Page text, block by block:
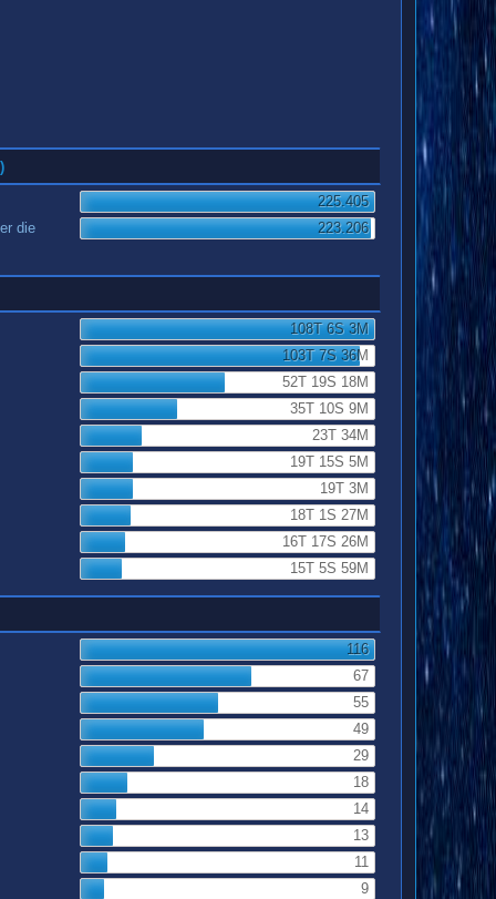
225.405
die
223.206
108T 6S 3M
103T 7S 36M
52T 19S 18M
35T 10S 9M
23T 34M
19T 15S 5M
19T 3M
18T 1S 27M
16T 17S 26M
15T 5S 59M
116
67
55
49
29
18
14
13
11
9